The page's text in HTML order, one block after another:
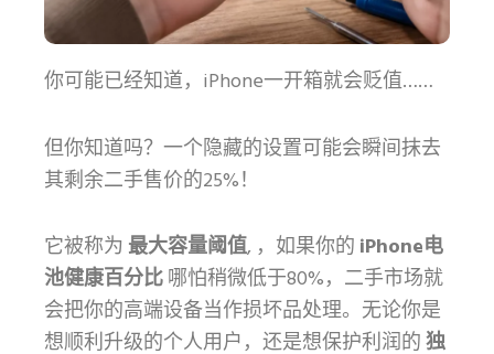
你可能已经知道，iPhone一开箱就会贬值……
但你知道吗？一个隐藏的设置可能会瞬间抹去
其剩余二手售价的25%！
它被称为 最大容量阈值, ，如果你的 iPhone电
池健康百分比哪怕稍微低于80%，二手市场就
会把你的高端设备当作损坏品处理。无论你是
想顺利升级的个人用户，还是想保护利润的独